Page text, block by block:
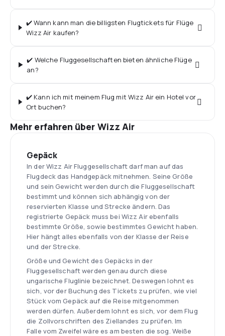
✔️ Wann kann man die billigsten Flugtickets für Flüge
Wizz Air kaufen?
✔️ Welche Fluggesellschaften bieten ähnliche Flüge
an?
✔️ Kann ich mit meinem Flug mit Wizz Air ein Hotel vor
Ort buchen?
Mehr erfahren über Wizz Air
Gepäck
In der Wizz Air Fluggesellschaft darf man auf das
Flugdeck das Handgepäck mitnehmen. Seine Größe
und sein Gewicht werden durch die Fluggesellschaft
bestimmt und können sich abhängig von der
reservierten Klasse und Strecke ändern. Das
registrierte Gepäck muss bei Wizz Air ebenfalls
bestimmte Größe, sowie bestimmtes Gewicht haben.
Hier hängt alles ebenfalls von der Klasse der Reise
und der Strecke.
Größe und Gewicht des Gepäcks in der
Fluggesellschaft werden genau durch diese
ungarische Fluglinie bezeichnet. Deswegen lohnt es
sich, vor der Buchung des Tickets zu prüfen, wie viel
Stück vom Gepäck auf die Reise mitgenommen
werden dürfen. Außerdem lohnt es sich, vor dem Flug
die Zollvorschriften des Ziellandes zu prüfen. Im
Falle vom Zweifel wäre es am besten die sog. Weiße